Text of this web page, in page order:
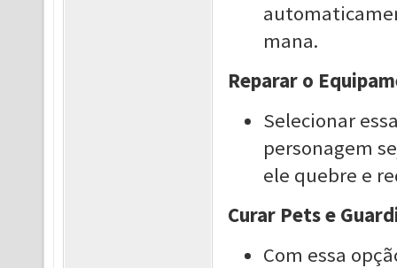
mana.
Reparar o
Selecionar
personagem
ele quebre e
Curar Pets e
Com essa